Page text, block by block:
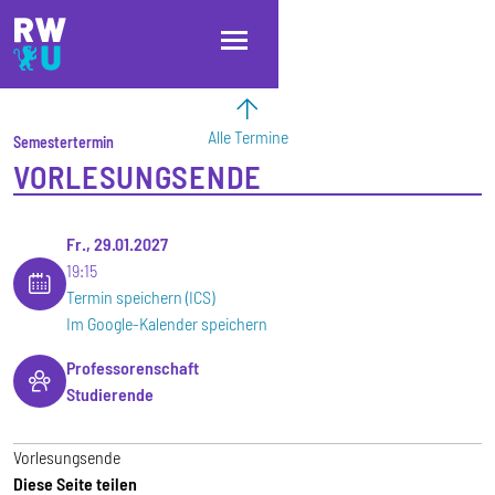
Direkt zum Inhalt
Direkt zur Hauptnavigation
Direkt zum Fußbereich
Alle Termine
Semestertermin
VORLESUNGSENDE
Fr., 29.01.2027
19:15
Termin speichern (ICS)
Im Google-Kalender speichern
Professorenschaft
Studierende
Vorlesungsende
Diese Seite teilen